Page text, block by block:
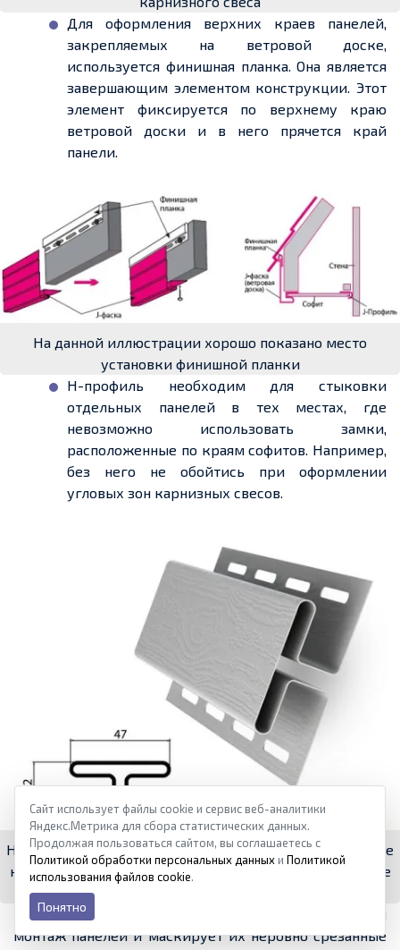
Для оформления верхних краев панелей,
закрепляемых на ветровой доске,
используется финишная планка. Она является
завершающим элементом конструкции. Этот
элемент фиксируется по верхнему краю
ветровой доски и в него прячется край
панели.
На данной иллюстрации хорошо показано место
установки финишной планки
Н-профиль необходим для стыковки
отдельных панелей в тех местах, где
невозможно использовать замки,
расположенные по краям софитов. Например,
без него не обойтись при оформлении
угловых зон карнизных свесов.
Н-профиль — маскирует стыки панелей в тех узлах, где
нет возможности использовать стандартные замковые
Использование
упрощает диагональный
монтаж панелей и маскирует их неровно срезанные
Сайт использует файлы cookie и сервис веб-аналитики
Яндекс.Метрика для сбора статистических данных.
Продолжая пользоваться сайтом, вы соглашаетесь с
Политикой обработки персональных данных и Политикой
использования файлов cookie.
Понятно